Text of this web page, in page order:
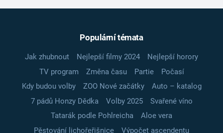
Populární témata
Jak zhubnout Nejlepší filmy 2024
Nejlepší horory
TV program
Změna času Partie
Počasí
Kdy budou volby
ZOO Nové začátky
Auto – katalog
7 pádů Honzy Dědka
Volby 2025
Svařené víno
Tatarák podle Pohlreicha
Aloe vera
Pěstování lichořeřišnice
Výpočet ascendentu